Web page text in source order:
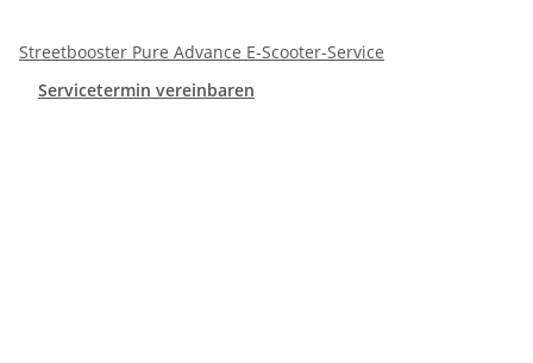
Streetbooster Pure Advance E-Scooter-Service
Servicetermin vereinbaren